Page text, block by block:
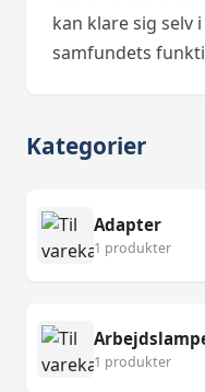
kan klare sig selv
samfundets
Kategorier
Adapter
1 produkter
1 produkter